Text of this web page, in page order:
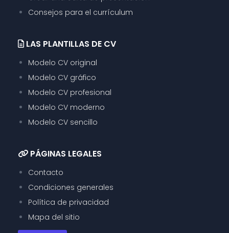
Consejos para el currículum
LAS PLANTILLAS DE CV
Modelo CV original
Modelo CV gráfico
Modelo CV profesional
Modelo CV moderno
Modelo CV sencillo
PÁGINAS LEGALES
Contacto
Condiciones generales
Política de privacidad
Mapa del sitio